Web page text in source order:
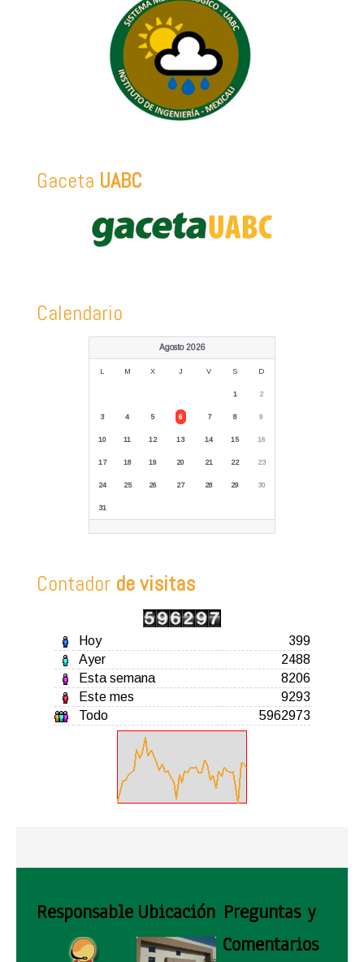
Gaceta UABC
Calendario
Agosto 2026
L M X J V S D
1 2
3 4 5 6 7 8 9
10 11 12 13 14 15 16
17 18 19 20 21 22 23
24 25 26 27 28 29 30
31
Contador de visitas
Hoy
399
Ayer
2488
Esta semana
8206
Este mes
9293
Todo
5962973
Responsable Ubicación Preguntas y
Comentarios